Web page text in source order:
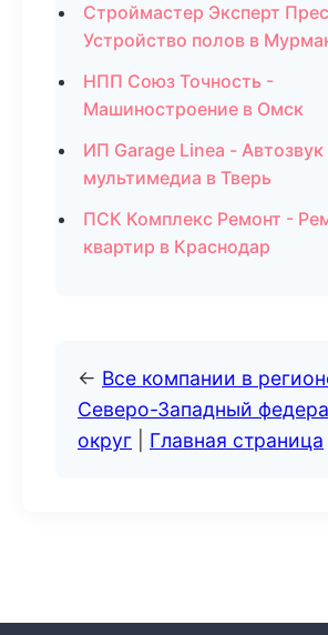
Строймастер Эксперт
Устройство полов в
НПП Союз Точность -
Машиностроение в Омск
ИП Garage Linea - Автозвук
мультимедиа в Тверь
ПСК Комплекс Ремонт -
квартир в Краснодар
← Все компании в
Северо-Западный
округ
Главная страница